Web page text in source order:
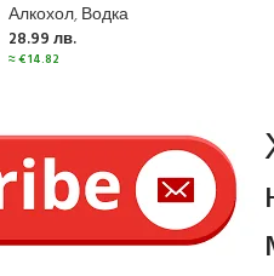
Алкохол,Водка
28.99 лв.
≈€14.82